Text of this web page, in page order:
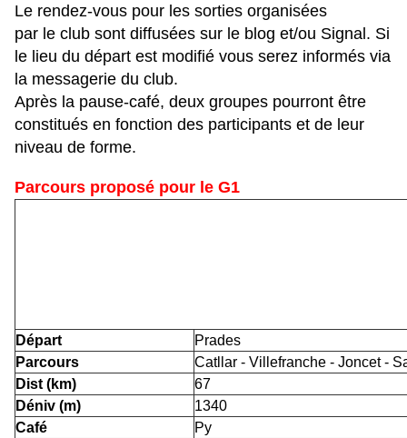
Le rendez-vous pour les sorties organisées
par le club sont diffusées sur le blog et/ou Signal. Si
le lieu du départ est modifié vous serez informés via
la messagerie du club.
Après la pause-café, deux groupes pourront être
constitués en fonction des participants et de leur
niveau de forme.
Parcours proposé pour le G1
Départ
Prades
Parcours
Catllar - Villefranche - Joncet -
Dist (km)
67
Déniv (m)
1340
Café
Py